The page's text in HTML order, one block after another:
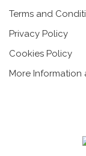
Terms and
Privacy Policy
Cookies Policy
More Information